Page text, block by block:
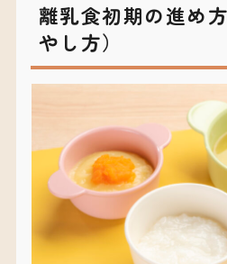
離乳食初期の進め
やし方）